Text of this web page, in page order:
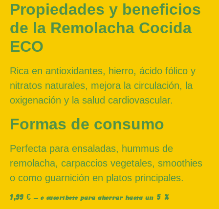
Propiedades y beneficios
de la Remolacha Cocida
ECO
Rica en antioxidantes, hierro, ácido fólico y
nitratos naturales, mejora la circulación, la
oxigenación y la salud cardiovascular.
Formas de consumo
Perfecta para ensaladas, hummus de
remolacha, carpaccios vegetales, smoothies
o como guarnición en platos principales.
1,99 € — o suscríbete para ahorrar hasta un 5 %